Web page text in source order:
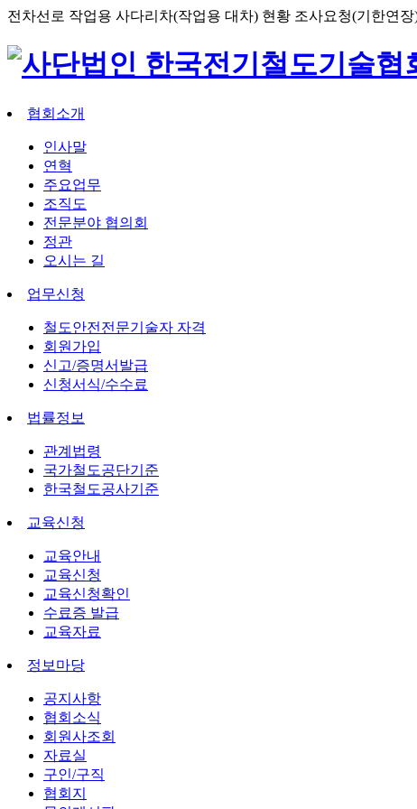
전차선로 작업용 사다리차(작업용 대차) 현황 조사요청(기한연장
협회소개
인사말
연혁
주요업무
조직도
전문분야 협의회
정관
오시는 길
업무신청
철도안전전문기술자 자격
회원가입
신고/증명서발급
신청서식/수수료
법률정보
관계법령
국가철도공단기준
한국철도공사기준
교육신청
교육안내
교육신청
교육신청확인
수료증 발급
교육자료
정보마당
공지사항
협회소식
회원사조회
자료실
구인/구직
협회지